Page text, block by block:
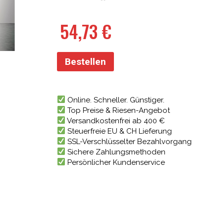
54,73€
Bestellen
Online. Schneller. Günstiger.
Top Preise & Riesen-Angebot
Versandkostenfrei ab 400 €
Steuerfreie EU & CH Lieferung
SSL-Verschlüsselter Bezahlvorgang
Sichere Zahlungsmethoden
Persönlicher Kundenservice